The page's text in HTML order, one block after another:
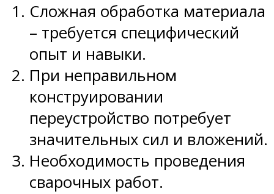
Сложная обработка материала
– требуется специфический
опыт и навыки.
При неправильном
конструировании
переустройство потребует
значительных сил и вложений.
Необходимость проведения
сварочных работ.